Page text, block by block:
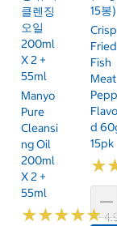
클렌징
오일
200ml
X 2 +
55ml
Manyo
Pure
Cleansi
Ng Oil
200ml
X 2 +
55ml
★★★★★
★★★★★
15봉)
Fried
Fish
Meat
D
15pk
★
★